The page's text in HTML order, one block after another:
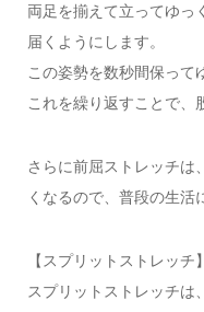
両足を揃えて立ってゆっ
届くようにします。
この姿勢を数秒間保って
これを繰り返すことで、
さらに前屈ストレッチは
くなるので、普段の生活
【スプリットストレッチ】
スプリットストレッチは